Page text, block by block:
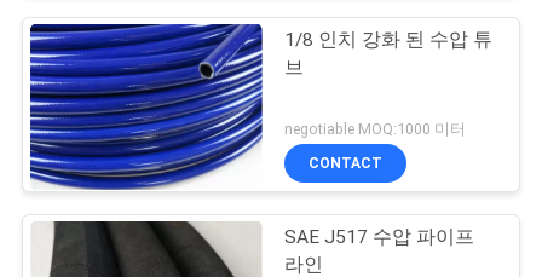
1/8 인치 강화 된 수압 튜
브
negotiable MOQ:1000 미터
CONTACT
SAE J517 수압 파이프
라인